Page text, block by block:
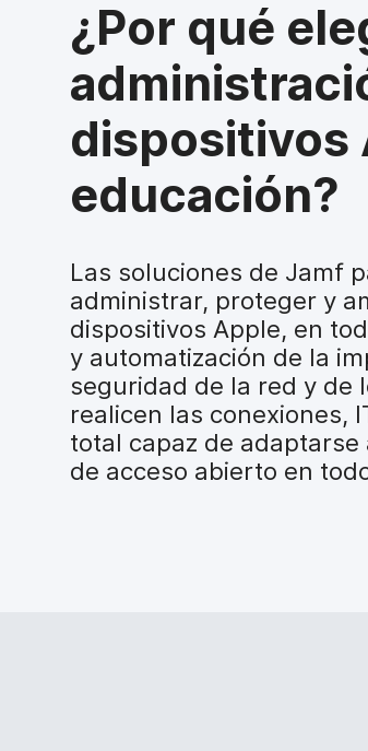
¿Por qué
dispositivos
educación?
Las soluciones de Jamf
administrar, proteger y
dispositivos Apple, en
y automatización de la
seguridad de la red y de
realicen las conexiones,
total capaz de
de acceso abierto en